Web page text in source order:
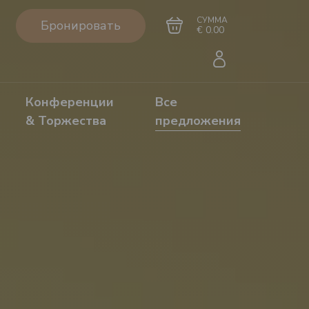
Бронировать СУММА
€ 0.00
Конференции
& Торжества
Все
предложения